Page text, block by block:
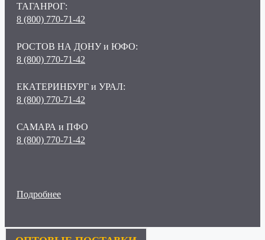
ТАГАНРОГ:
8 (800) 770-71-42
РОСТОВ НА ДОНУ и ЮФО:
8 (800) 770-71-42
ЕКАТЕРИНБУРГ и УРАЛ:
8 (800) 770-71-42
САМАРА и ПФО
8 (800) 770-71-42
Подробнее